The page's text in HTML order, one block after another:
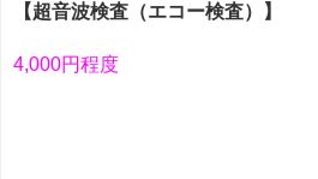
【超音波検査（エコー検査）】
4,000円程度